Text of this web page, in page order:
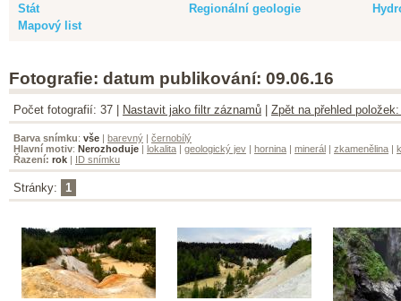
Stát
Regionální geologie
Mapový list
Fotografie: datum publikování: 09.06.16
Počet fotografií: 37 | Nastavit jako filtr záznamů Zpět na přehled
Barva snímku: vše | barevný | černobílý
Hlavní motiv: Nerozhoduje | lokalita | geologický jev | hornina | minerál | zkamenělina |
Řazení: rok | ID snímku
Stránky: 1